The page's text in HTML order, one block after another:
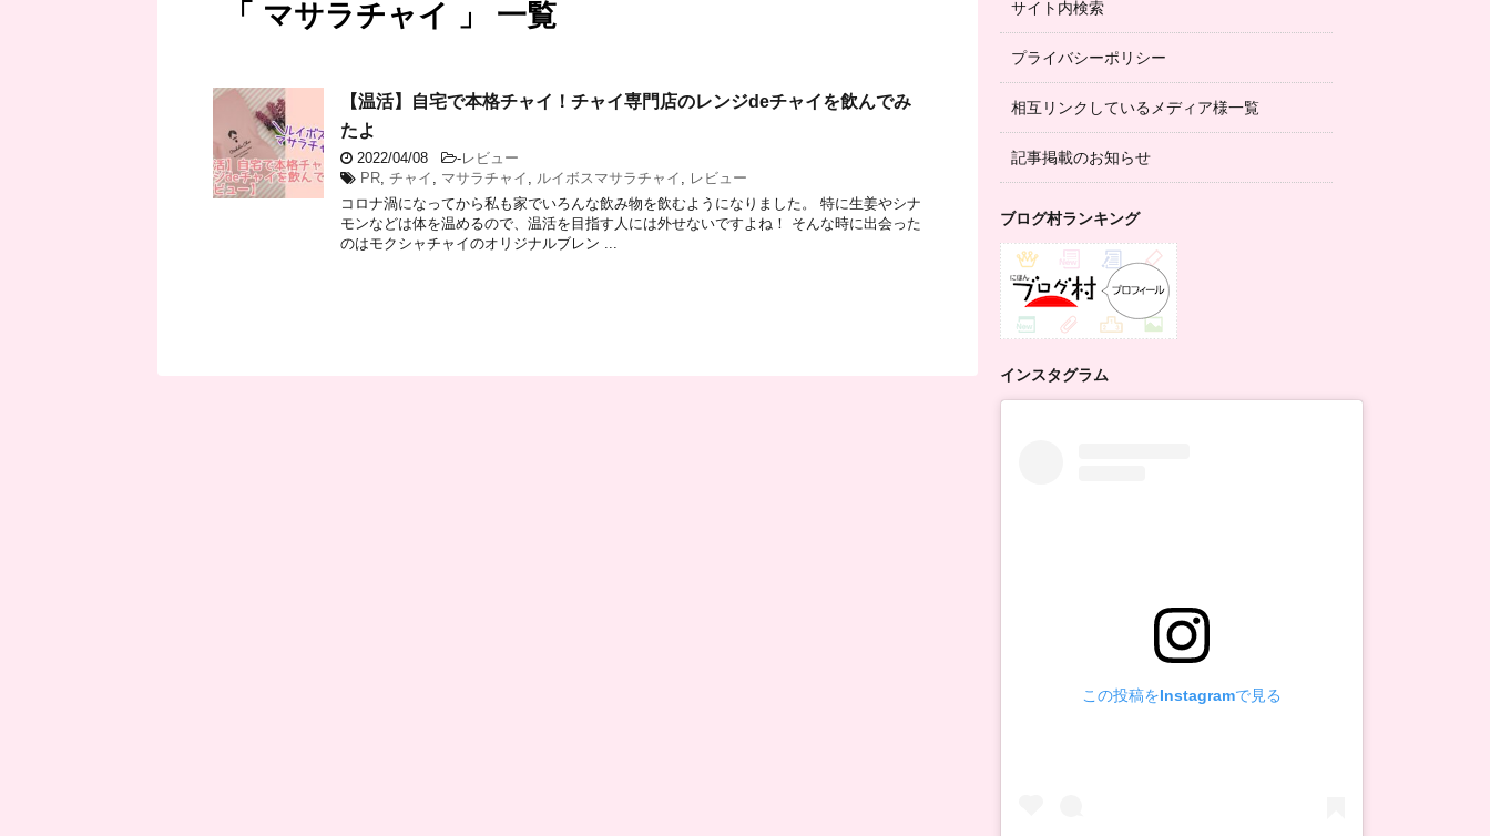
「 マサラチャイ 」 一覧
【温活】自宅で本格チャイ！チャイ専門店のレンジdeチャイを飲んでみ
たよ
2022/04/08 -レビュー
PR チャイ マサラチャイ ルイボスマサラチャイ
レビュー
コロナ渦になってから私も家でいろんな飲み物を飲むようになりました。 特に生姜やシナ
モンなどは体を温めるので、温活を目指す人には外せないですよね！ そんな時に出会った
のはモクシャチャイのオリジナルブレン ...
サイト内検索
プライバシーポリシー
相互リンクしているメディア様一覧
記事掲載のお知らせ
ブログ村ランキング
インスタグラム
この投稿をInstagramで見る